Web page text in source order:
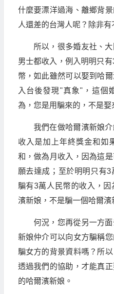
什麼要漂洋過海、離鄉背
人還差的台灣人呢？除非有
所以，很多婚友社、
男士都收入，例入明明只
幣，如此雖然可以娶到哈
入台後發現"真象"，這個
為，您是用騙來的，不是娶
我們在做哈爾濱新娘
收入是加上年終獎金和如
和，做為月收入，因為這
願去達成；至於明明只有
騙有3萬人民幣的收入，
濱新娘，不是騙一個哈爾濱
何況，您再從另一方
新娘仲介可以向女方騙稱
騙女方的背景資料嗎？所
透過我們的協助，才能真
的哈爾濱新娘。